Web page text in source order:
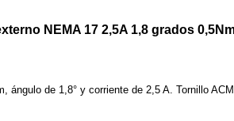
NEMA 17 2,5A 1,8 grados
ángulo de 1,8° y corriente de 2,5 A. Tornillo